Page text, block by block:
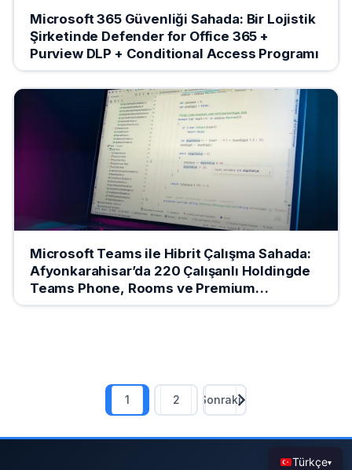
Microsoft 365 Güvenliği Sahada: Bir Lojistik
Şirketinde Defender for Office 365 +
Purview DLP + Conditional Access Programı
Microsoft Teams ile Hibrit Çalışma Sahada:
Afyonkarahisar’da 220 Çalışanlı Holdingde
Teams Phone, Rooms ve Premium
Deployment
1 2 Sonraki
Türkçe▾